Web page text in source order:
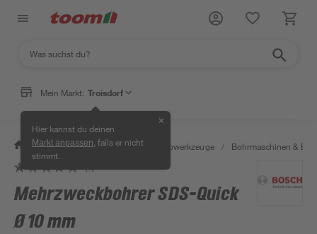
Mein Markt: Troisdorf
Hier kannst du deinen
Markt anpassen , falls er nicht
stimmt.
✕
/ Werkstatt & Maschinen / Elektrowerkzeuge /
Bohrmaschinen &
Mehrzweckbohrer SDS-Quick
Ø 10 mm